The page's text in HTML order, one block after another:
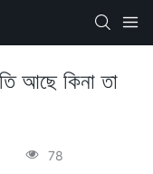
আছে কিনা তা
78